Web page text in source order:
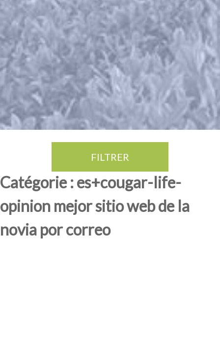
FILTRER
Catégorie : es+cougar-life-
opinion mejor sitio web de la
novia por correo